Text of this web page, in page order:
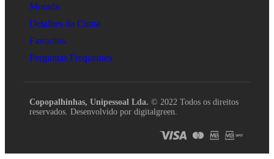
Morada
Detalhes da Conta
Favoritos
Perguntas Frequentes
Copopalhinhas, Unipessoal Lda. © 2022 Todos os direitos
reservados. Desenvolvido por digitalgreen.